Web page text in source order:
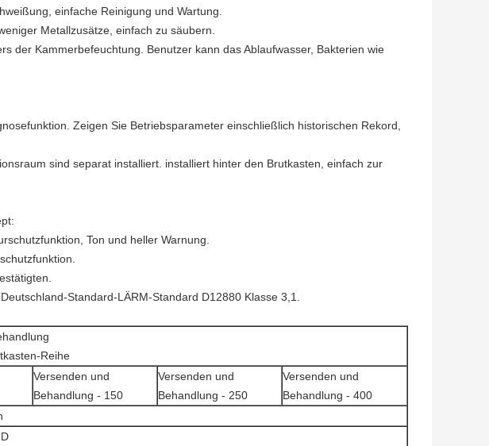
einfache Reinigung und Wartung.
Metallzusätze, einfach zu säubern.
der Kammerbefeuchtung. Benutzer kann das Ablaufwasser, Bakterien wie
Zeigen Sie Betriebsparameter einschließlich historischen Rekord,
sind separat installiert. installiert hinter den Brutkasten, einfach zur
Ton und heller Warnung.
Standard-LÄRM-Standard D12880 Klasse 3,1.
Reihe
Versenden und
Behandlung - 150
Versenden und
Behandlung - 250
Versenden und
Behandlung - 400